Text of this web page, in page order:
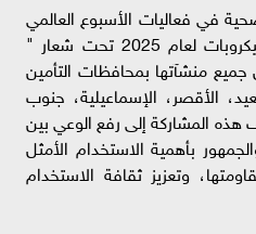
في فعاليات الأسبوع العالمي
للتوعية بمقاومة مضادات الميكروبات لعام 2025 تحت شعار "
منشآتها بمحافظات التأمين
الأقصر، الإسماعيلية، جنوب
المشاركة إلى رفع الوعي بين
بأهمية الاستخدام الأمثل
وتعزيز ثقافة الاستخدام